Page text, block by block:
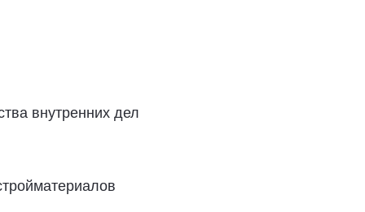
внутренних дел